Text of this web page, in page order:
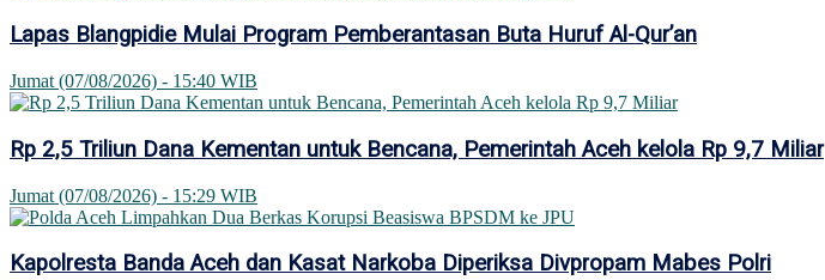
Lapas Blangpidie Mulai Program Pemberantasan Buta Huruf Al-Qur’an
Jumat (07/08/2026) - 15:40 WIB
Rp 2,5 Triliun Dana Kementan untuk Bencana, Pemerintah Aceh kelola Rp 9,7 Miliar
Jumat (07/08/2026) - 15:29 WIB
Kapolresta Banda Aceh dan Kasat Narkoba Diperiksa Divpropam Mabes Polri